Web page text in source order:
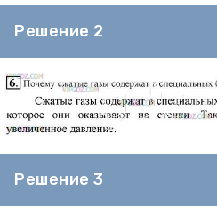
Решение 2
Решение 3